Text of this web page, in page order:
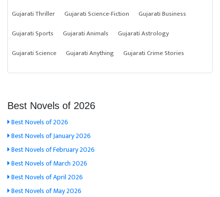
Gujarati Thriller
Gujarati Science-Fiction
Gujarati Business
Gujarati Sports
Gujarati Animals
Gujarati Astrology
Gujarati Science
Gujarati Anything Gujarati Crime Stories
Best Novels of 2026
Best Novels of 2026
Best Novels of January 2026
Best Novels of February 2026
Best Novels of March 2026
Best Novels of April 2026
Best Novels of May 2026